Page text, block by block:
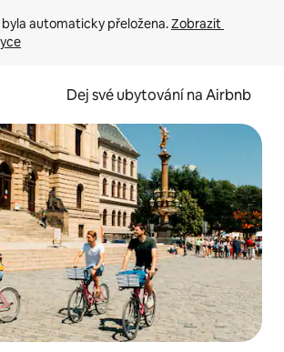
automaticky přeložena. Zobrazit
Dej své ubytování na Airbnb